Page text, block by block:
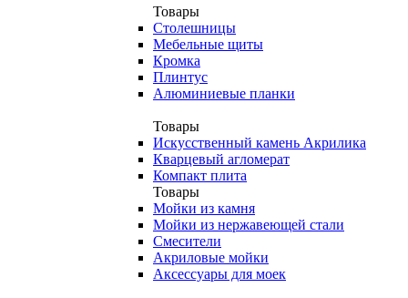
Товары
Столешницы
Мебельные щиты
Кромка
Плинтус
Алюминиевые планки
Товары
Искусственный камень Акрилика
Кварцевый агломерат
Компакт плита
Товары
Мойки из камня
Мойки из нержавеющей стали
Смесители
Акриловые мойки
Аксессуары для моек